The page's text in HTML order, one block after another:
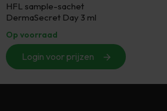
HFL sample-sachet
DermaSecret Day 3 ml
Op voorraad
Login voor prijzen